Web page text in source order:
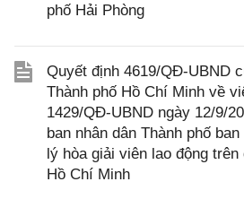
phố Hải Phòng
Quyết định 4619/QĐ-UBND
Thành phố Hồ Chí Minh về
1429/QĐ-UBND ngày 12/9/
ban nhân dân Thành phố
lý hòa giải viên lao động
Hồ Chí Minh